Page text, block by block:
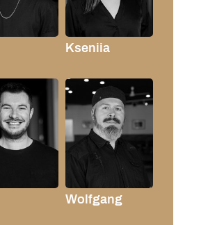
Kseniia
Wolfgang